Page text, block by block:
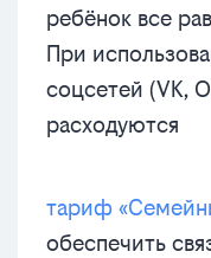
ребёнок все
При
соцсетей (VK,
расходуются
тариф
обеспечить